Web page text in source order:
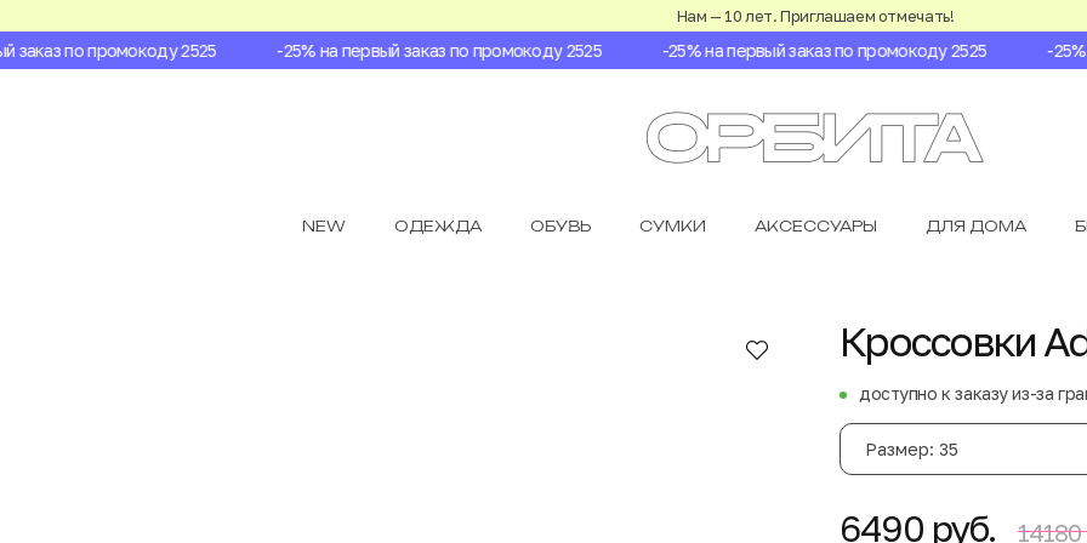
Нам — 10 лет. Приглашаем отмечать!
по промокоду 2525 -25% на первый заказ по промокоду 2525 -25% на первый заказ по промокоду 2525 -25%
NEW ОДЕЖДА ОБУВЬ СУМКИ АКСЕССУАРЫ ДЛЯ ДОМА
Кроссовки
доступно к заказу из-за
Размер: 35
6490 руб. 14180